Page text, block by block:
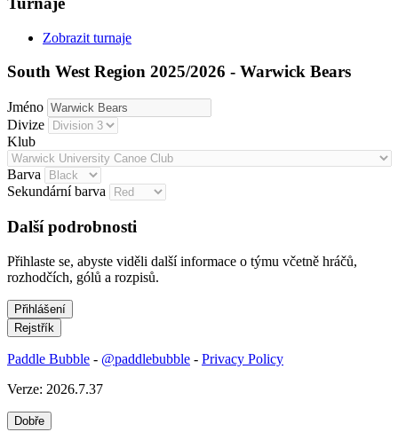
Zobrazit turnaje
South West Region 2025/2026 - Warwick Bears
Jméno
Divize
Klub
Barva
Sekundární barva
Další podrobnosti
Přihlaste se, abyste viděli další informace o týmu včetně hráčů,
rozhodčích, gólů a rozpisů.
Paddle Bubble - @paddlebubble - Privacy Policy
Verze: 2026.7.37